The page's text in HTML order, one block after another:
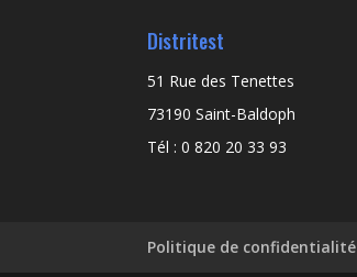
Distritest
51 Rue des Tenettes
73190 Saint-Baldoph
Tél : 0 820 20 33 93
Politique de confidentialité